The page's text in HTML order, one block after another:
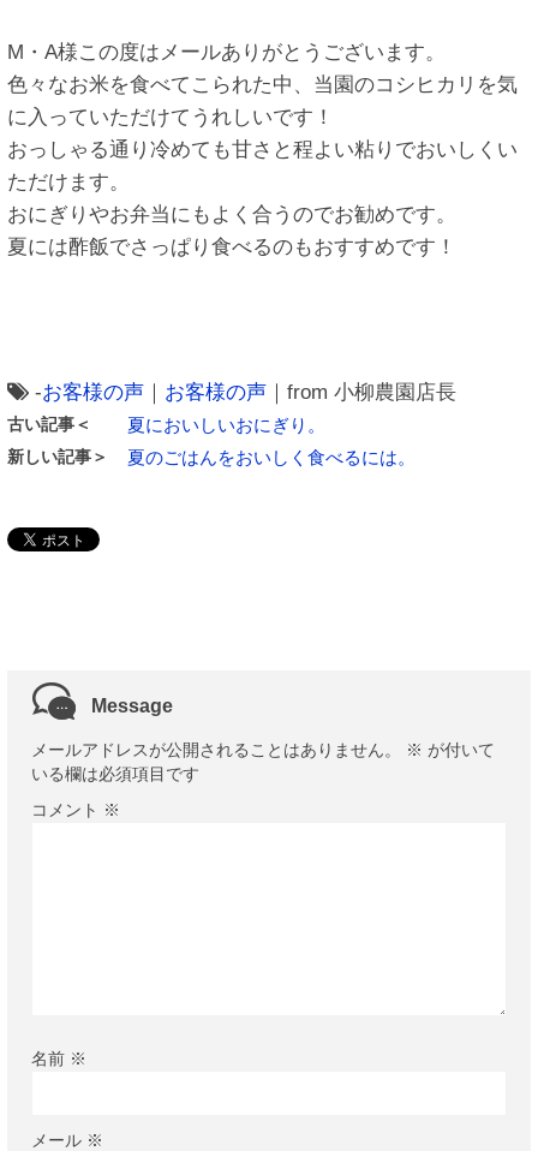
M・A様この度はメールありがとうございます。
色々なお米を食べてこられた中、当園のコシヒカリを気
に入っていただけてうれしいです！
おっしゃる通り冷めても甘さと程よい粘りでおいしくい
ただけます。
おにぎりやお弁当にもよく合うのでお勧めです。
夏には酢飯でさっぱり食べるのもおすすめです！
-お客様の声 ｜ お客様の声 ｜from 小柳農園店長
古い記事＜ 夏においしいおにぎり。
新しい記事＞ 夏のごはんをおいしく食べるには。
Message
メールアドレスが公開されることはありません。 ※ が付いて
いる欄は必須項目です
コメント ※
名前 ※
メール ※